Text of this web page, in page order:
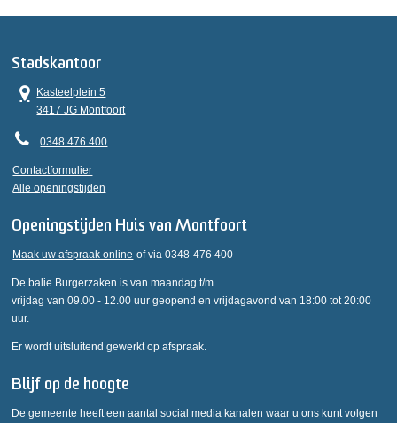
Stadskantoor
Kasteelplein 5
3417 JG Montfoort
0348 476 400
Contactformulier
Alle openingstijden
Openingstijden Huis van Montfoort
Maak uw afspraak online of via 0348-476 400
De balie Burgerzaken is van maandag t/m
vrijdag van 09.00 - 12.00 uur geopend en vrijdagavond van 18:00 tot 20:00
uur.
Er wordt uitsluitend gewerkt op afspraak.
Blijf op de hoogte
De gemeente heeft een aantal social media kanalen waar u ons kunt volgen